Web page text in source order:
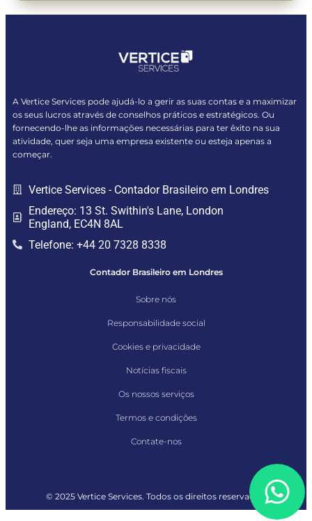
A Vertice Services pode ajudá-lo a gerir as suas contas e a maximizar
os seus lucros através de conselhos práticos e estratégicos. Ou
fornecendo-lhe as informações necessárias para ter êxito na sua
atividade, quer seja uma empresa existente ou esteja apenas a
começar.
Vertice Services - Contador Brasileiro em Londres
Endereço: 13 St. Swithin's Lane, London
England, EC4N 8AL
Telefone: +44 20 7328 8338
Contador Brasileiro em Londres
Sobre nós
Responsabilidade social
Cookies e privacidade
Notícias fiscais
Os nossos serviços
Termos e condições
Contate-nos
© 2025 Vertice Services. Todos os direitos reservados.